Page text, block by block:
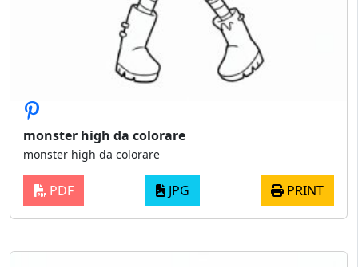
monster high da colorare
monster high da colorare
PDF JPG PRINT